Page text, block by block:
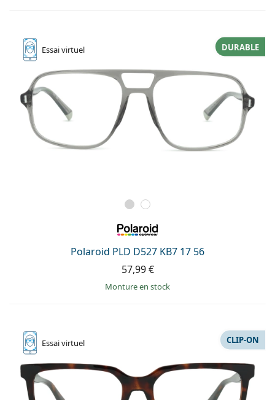
Essaivirtuel
Polaroid PLD D527 KB7 17 56
DURABLE
57,99 €
Monture en stock
Essaivirtuel CLIP-ON